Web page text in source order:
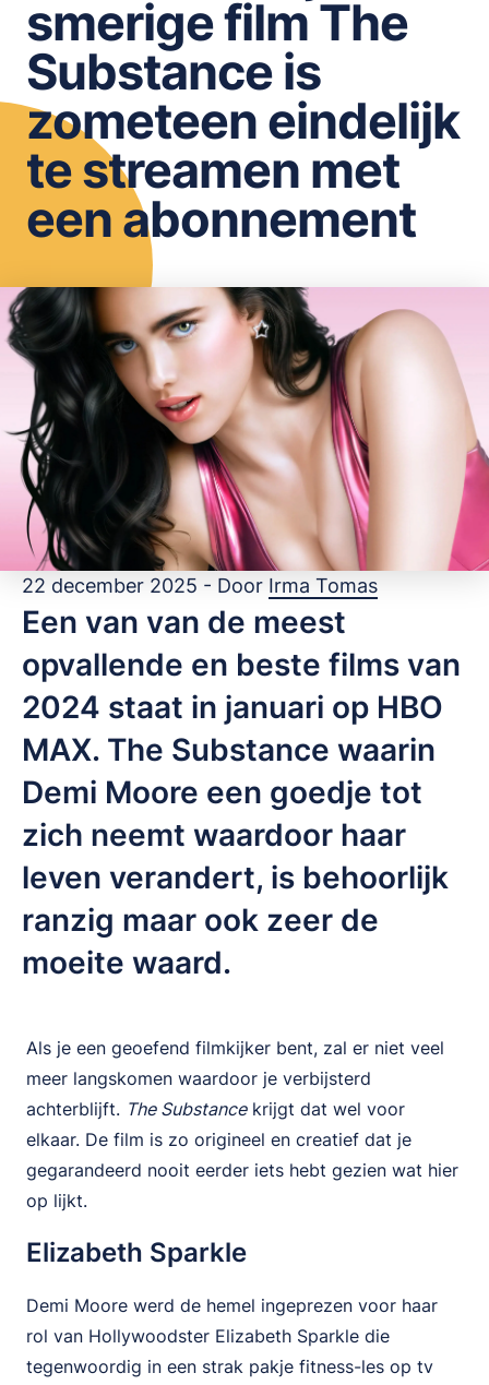
OPSLAAN
smerige film The
Substance is
zometeen eindelijk
te streamen met
een abonnement
22 december 2025 - Door Irma Tomas
Een van van de meest
opvallende en beste films van
2024 staat in januari op HBO
MAX. The Substance waarin
Demi Moore een goedje tot
zich neemt waardoor haar
leven verandert, is behoorlijk
ranzig maar ook zeer de
moeite waard.
Als je een geoefend filmkijker bent, zal er niet veel
meer langskomen waardoor je verbijsterd
achterblijft. The Substancekrijgt dat wel voor
elkaar. De film is zo origineel en creatief dat je
gegarandeerd nooit eerder iets hebt gezien wat hier
op lijkt.
Elizabeth Sparkle
Demi Moore werd de hemel ingeprezen voor haar
rol van Hollywoodster Elizabeth Sparkle die
tegenwoordig in een strak pakje fitness-les op tv